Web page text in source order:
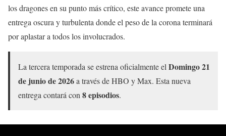
los dragones en su punto más crítico, este avance promete una
entrega oscura y turbulenta donde el peso de la corona terminará
por aplastar a todos los involucrados.
La tercera temporada se estrena oficialmente elDomingo 21
de junio de 2026a través de HBO y Max. Esta nueva
entrega contará con8 episodios.